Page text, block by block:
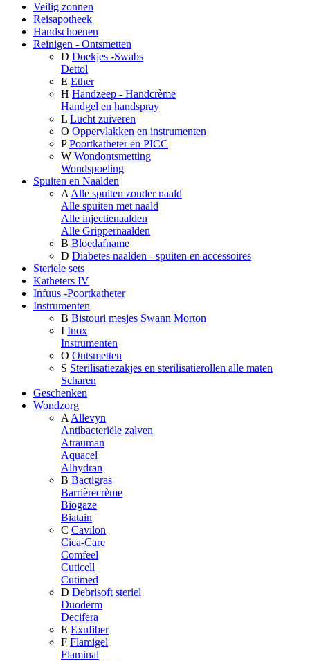
Veilig zonnen
Reisapotheek
Handschoenen
Reinigen - Ontsmetten
D Doekjes -Swabs
Dettol
E Ether
H Handzeep - Handcrème
Handgel en handspray
L Lucht zuiveren
O Oppervlakken en instrumenten
P Poortkatheter en PICC
W Wondontsmetting
Wondspoeling
Spuiten en Naalden
A Alle spuiten zonder naald
Alle spuiten met naald
Alle injectienaalden
Alle Grippernaalden
B Bloedafname
D Diabetes naalden - spuiten en accessoires
Steriele sets
Katheters IV
Infuus -Poortkatheter
Instrumenten
B Bistouri mesjes Swann Morton
I Inox
Instrumenten
O Ontsmetten
S Sterilisatiezakjes en sterilisatierollen alle maten
Scharen
Geschenken
Wondzorg
A Allevyn
Antibacteriële zalven
Atrauman
Aquacel
Alhydran
B Bactigras
Barrièrecrème
Biogaze
Biatain
C Cavilon
Cica-Care
Comfeel
Cuticell
Cutimed
D Debrisoft steriel
Duoderm
Decifera
E Exufiber
F Flamigel
Flaminal